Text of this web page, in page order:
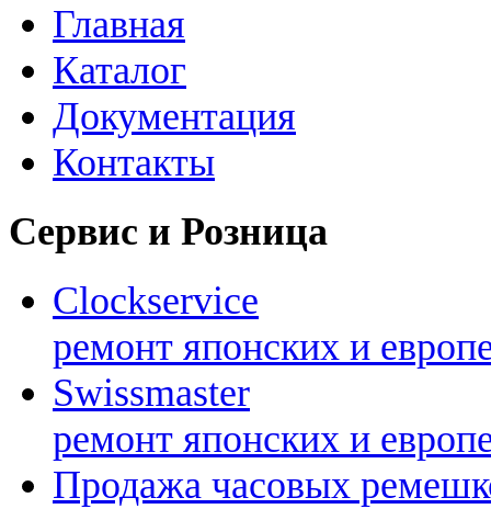
Главная
Каталог
Документация
Контакты
Сервис и Розница
Clockservice
ремонт японских и
Swissmaster
ремонт японских и
Продажа часовых